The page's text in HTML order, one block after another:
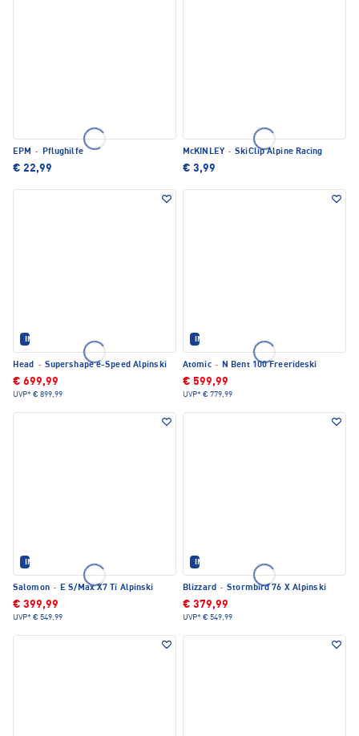
EPM · Pflughilfe
€ 22,99
McKINLEY · SkiClip Alpine Racing
€ 3,99
IM SET ERHÄLTLICH
Head · Supershape e-Speed Alpinski
€ 699,99
UVP* € 899,99
IM SET ERHÄLTLICH
Atomic · N Bent 100 Freerideski
€ 599,99
UVP* € 779,99
IM SET ERHÄLTLICH
Salomon · E S/Max X7 Ti Alpinski
€ 399,99
UVP* € 549,99
IM SET ERHÄLTLICH
Blizzard · Stormbird 76 X Alpinski
€ 379,99
UVP* € 549,99